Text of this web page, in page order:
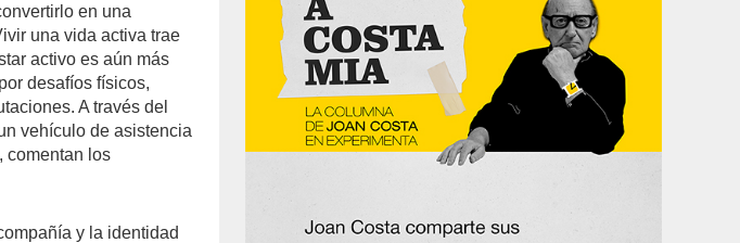
en una
una vida activa trae
activo es aún más
desafíos físicos,
A través del
vehículo de asistencia
comentan los
y la identidad